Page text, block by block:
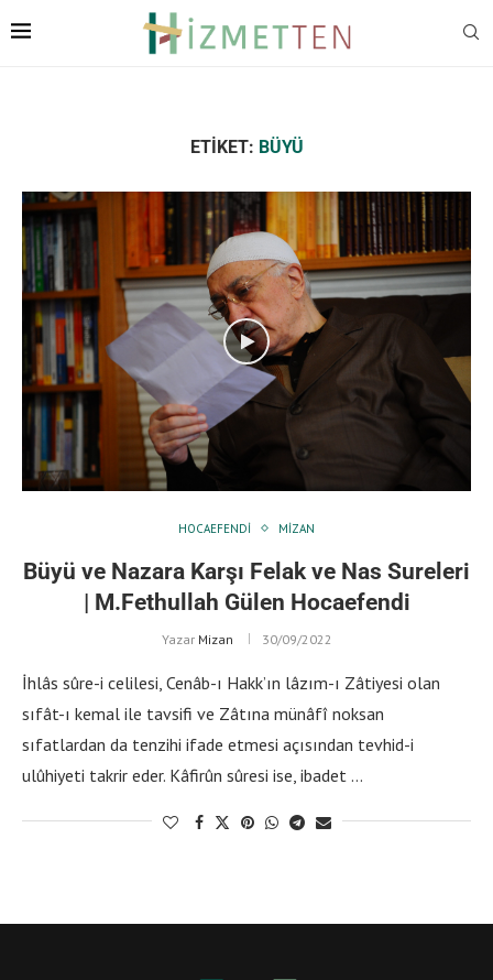
ETIKET: BÜYÜ
HOCAEFENDI MIZAN
Büyü ve Nazara Karşı Felak ve Nas Sureleri
| M.Fethullah Gülen Hocaefendi
Yazar Mizan 30/09/2022
İhlâs sûre-i celilesi, Cenâb-ı Hakk’ın lâzım-ı Zâtiyesi olan
sıfât-ı kemal ile tavsifi ve Zâtına münâfî noksan
sıfatlardan da tenzihi ifade etmesi açısından tevhid-i
ulûhiyeti takrir eder. Kâfirûn sûresi ise, ibadet …